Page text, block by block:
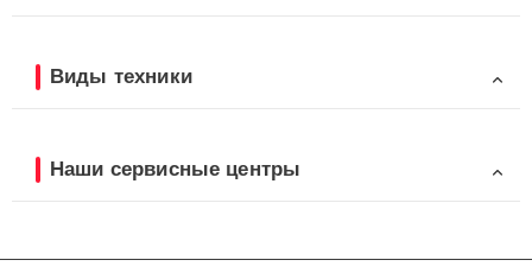
Виды техники
Наши сервисные центры